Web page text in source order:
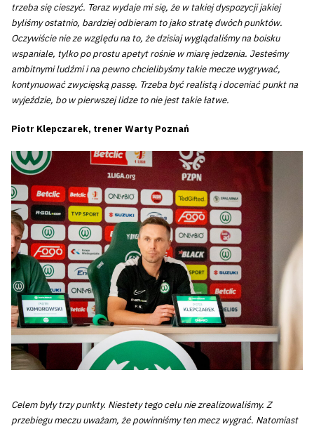
trzeba się cieszyć. Teraz wydaje mi się, że w takiej dyspozycji jakiej
byliśmy ostatnio, bardziej odbieram to jako stratę dwóch punktów.
Oczywiście nie ze względu na to, że dzisiaj wyglądaliśmy na boisku
wspaniale, tylko po prostu apetyt rośnie w miarę jedzenia. Jesteśmy
ambitnymi ludźmi i na pewno chcielibyśmy takie mecze wygrywać,
kontynuować zwycięską passę. Trzeba być realistą i doceniać punkt na
wyjeździe, bo w pierwszej lidze to nie jest takie łatwe.
Piotr Klepczarek, trener Warty Poznań
Celem były trzy punkty. Niestety tego celu nie zrealizowaliśmy. Z
przebiegu meczu uważam, że powinniśmy ten mecz wygrać. Natomiast